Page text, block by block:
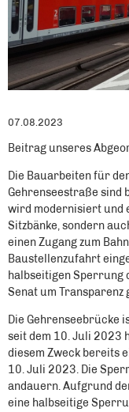
07.08.2023
Beitrag unseres
Die Bauarbeiten für
Gehrenseestraße sind
wird modernisiert und
Sitzbänke, sondern
einen Zugang zum
Baustellenzufahrt
halbseitigen Sperrung
Senat um Transparenz
Die Gehrenseebrücke
seit dem 10. Juli 2023
diesem Zweck bereits
10. Juli 2023. Die
andauern. Aufgrund
eine halbseitige